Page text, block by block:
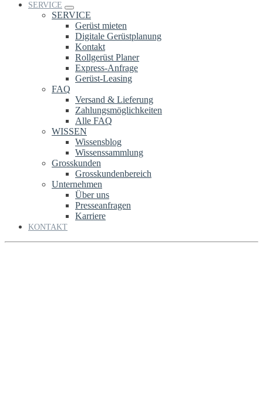
SERVICE
SERVICE
Gerüst mieten
Digitale Gerüstplanung
Kontakt
Rollgerüst Planer
Express-Anfrage
Gerüst-Leasing
FAQ
Versand & Lieferung
Zahlungsmöglichkeiten
Alle FAQ
WISSEN
Wissensblog
Wissenssammlung
Grosskunden
Grosskundenbereich
Unternehmen
Über uns
Presseanfragen
Karriere
KONTAKT